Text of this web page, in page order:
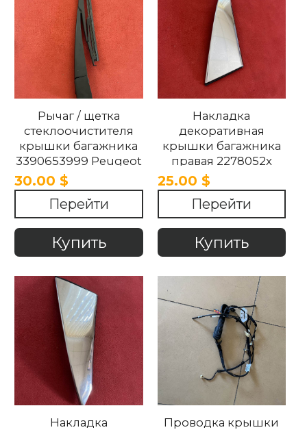
Рычаг / щетка
стеклоочистителя
крышки багажника
3390653999 Peugeot
3008 2017-2024
30.00 $
Перейти
Купить
Накладка
декоративная
крышки багажника
правая 2278052x
1734192x Peugeot
3008 2017-2024
25.00 $
Перейти
Купить
Накладка
Проводка крышки